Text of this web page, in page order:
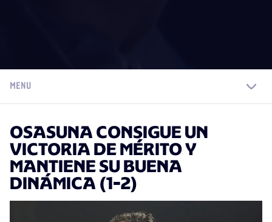
MENU
OSASUNA CONSIGUE UN
VICTORIA DE MÉRITO Y
MANTIENE SU BUENA
DINÁMICA (1-2)